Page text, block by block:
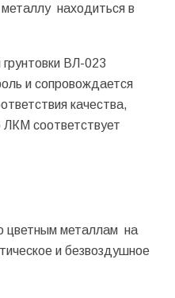
находиться в
ВЛ-023
и сопровождается
качества,
соответствует
цветным металлам на
и безвоздушное